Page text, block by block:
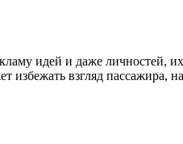
идей и даже личностей,
избежать взгляд пассажира,